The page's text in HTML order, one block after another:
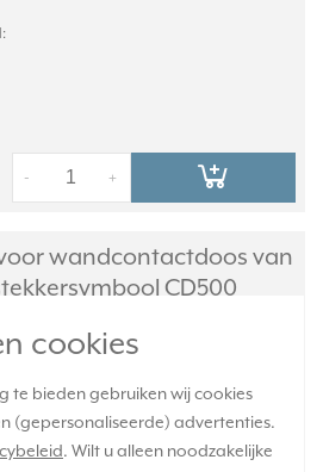
cookies
te bieden gebruiken wij cookies
(gepersonaliseerde) advertenties.
. Wilt u alleen noodzakelijke
+
-
wandcontactdoos van
CD500